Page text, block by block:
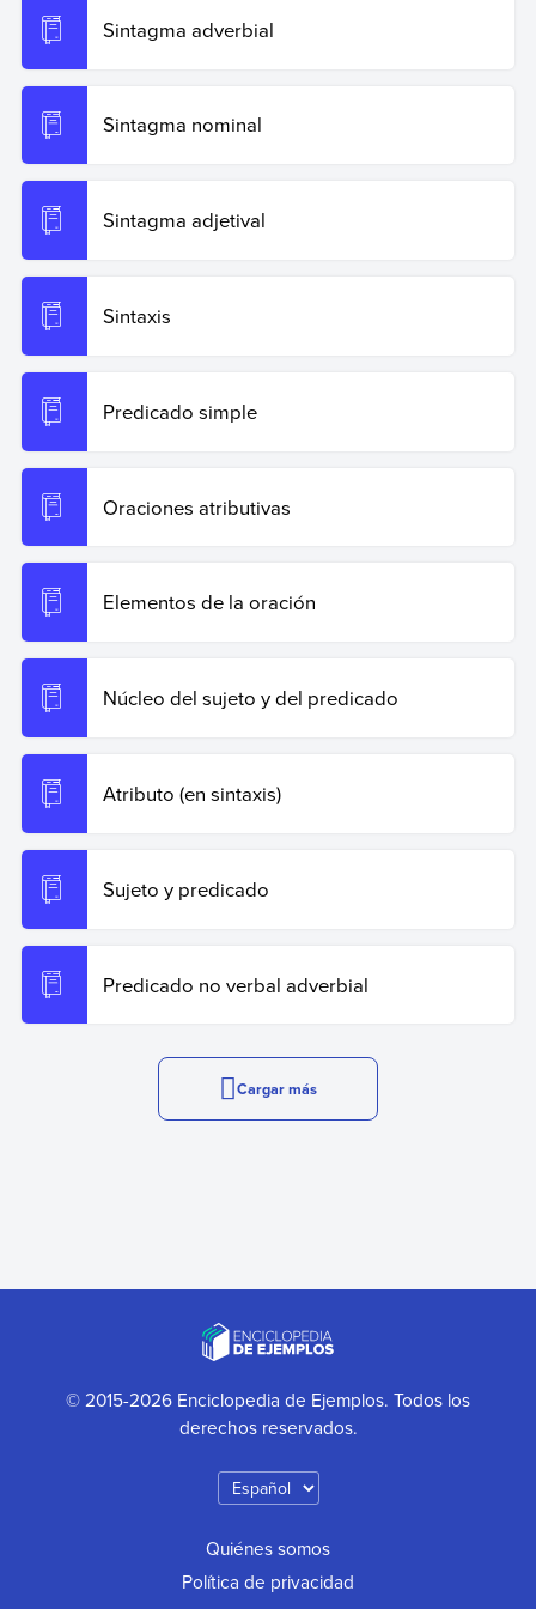
Sintagma adverbial
Sintagma nominal
Sintagma adjetival
Sintaxis
Predicado simple
Oraciones atributivas
Elementos de la oración
Núcleo del sujeto y del predicado
Atributo (en sintaxis)
Sujeto y predicado
Predicado no verbal adverbial
Cargar más
© 2015-2026 Enciclopedia de Ejemplos. Todos los
derechos reservados.
Quiénes somos
Política de privacidad